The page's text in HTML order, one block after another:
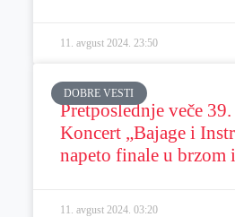
11. avgust 2024. 23:50
DOBRE VESTI
Pretposlednje veče
Koncert „Bajage i
napeto finale u brzom
11. avgust 2024. 03:20